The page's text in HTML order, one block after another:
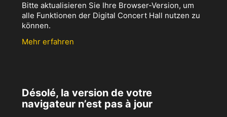
Bitte aktualisieren Sie Ihre Browser-Version, um
alle Funktionen der Digital Concert Hall nutzen zu
können.
Mehr erfahren
Désolé, la version de votre
navigateur n’est pas à jour